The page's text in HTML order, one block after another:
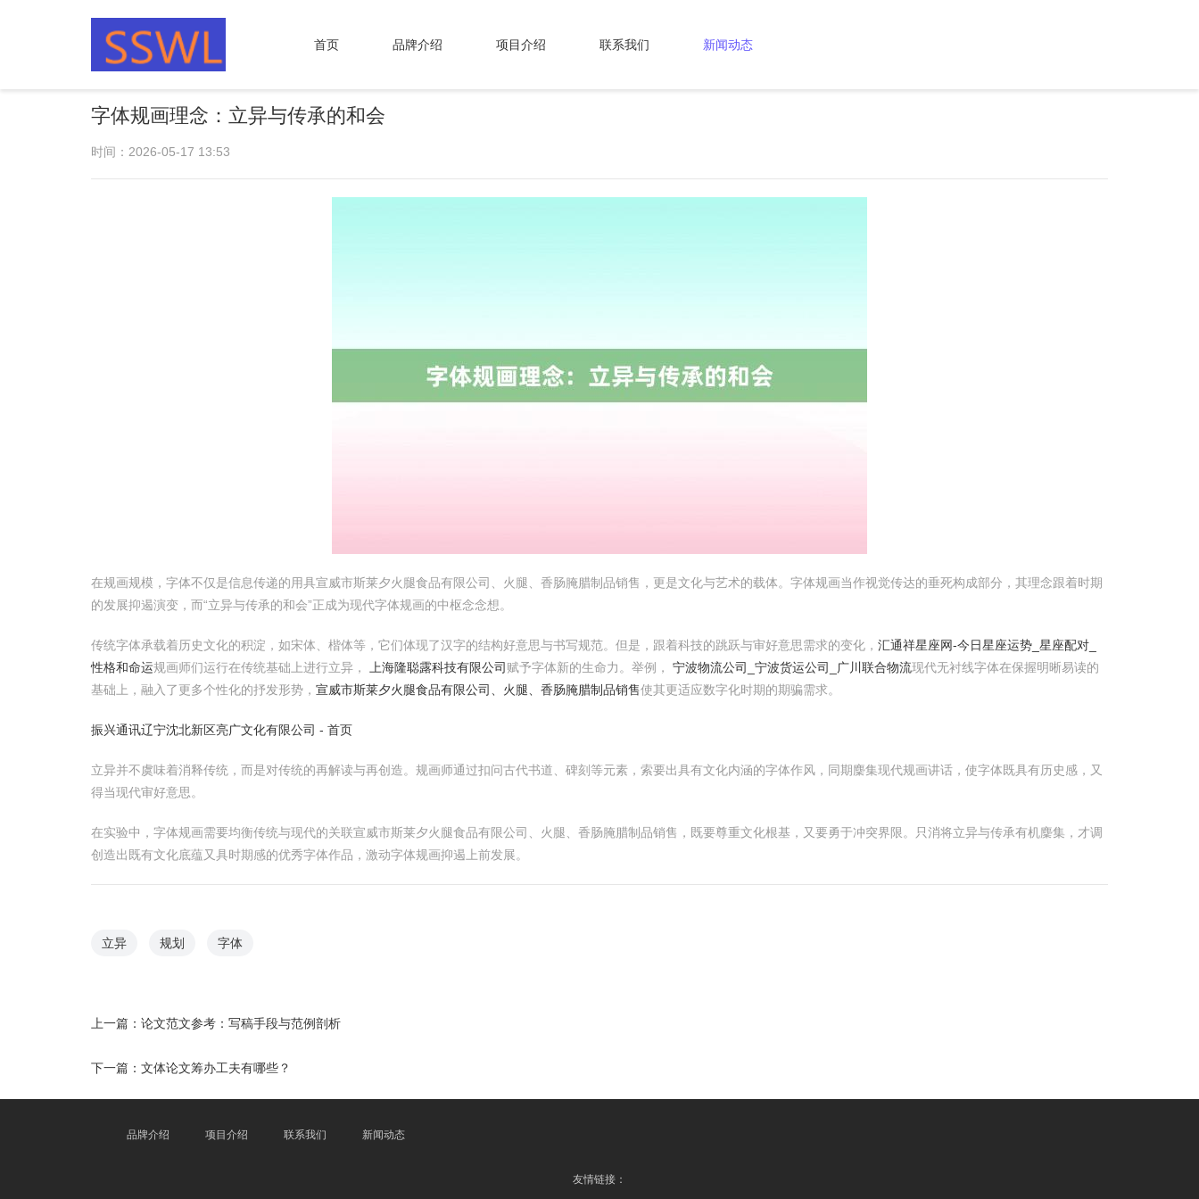
首页 品牌介绍 项目介绍 联系我们 新闻动态
字体规画理念：立异与传承的和会
时间：2026-05-17 13:53
在规画规模，字体不仅是信息传递的用具宣威市斯莱夕火腿食品有限公司、火腿、香肠腌腊制品销售，更是文化与艺术的载体。字体规画当作视觉传达的垂死构成部分，其理念跟着时期
的发展抑遏演变，而“立异与传承的和会”正成为现代字体规画的中枢念念想。
传统字体承载着历史文化的积淀，如宋体、楷体等，它们体现了汉字的结构好意思与书写规范。但是，跟着科技的跳跃与审好意思需求的变化， 汇通祥星座网-今日星座运势_星座配对_
性格和命运规画师们运行在传统基础上进行立异， 上海隆聪露科技有限公司 赋予字体新的生命力。举例， 宁波物流公司_宁波货运公司_广川联合物流现代无衬线字体在保握明晰易读的
基础上，融入了更多个性化的抒发形势， 宣威市斯莱夕火腿食品有限公司、火腿、香肠腌腊制品销售使其更适应数字化时期的期骗需求。
振兴通讯辽宁沈北新区亮广文化有限公司 - 首页
立异并不虞味着消释传统，而是对传统的再解读与再创造。规画师通过扣问古代书道、碑刻等元素，索要出具有文化内涵的字体作风，同期麇集现代规画讲话，使字体既具有历史感，又
得当现代审好意思。
在实验中，字体规画需要均衡传统与现代的关联宣威市斯莱夕火腿食品有限公司、火腿、香肠腌腊制品销售，既要尊重文化根基，又要勇于冲突界限。只消将立异与传承有机麇集，才调
创造出既有文化底蕴又具时期感的优秀字体作品，激动字体规画抑遏上前发展。
立异 规划 字体
上一篇： 论文范文参考：写稿手段与范例剖析
下一篇： 文体论文筹办工夫有哪些？
品牌介绍 项目介绍 联系我们 新闻动态
友情链接：